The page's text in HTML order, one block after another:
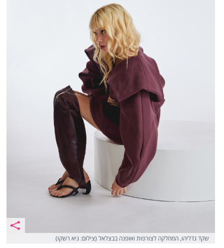
שקד גדליהו, המחלקה לצורפות ואופנה בבצלאל (צילום: גיא רשקו)